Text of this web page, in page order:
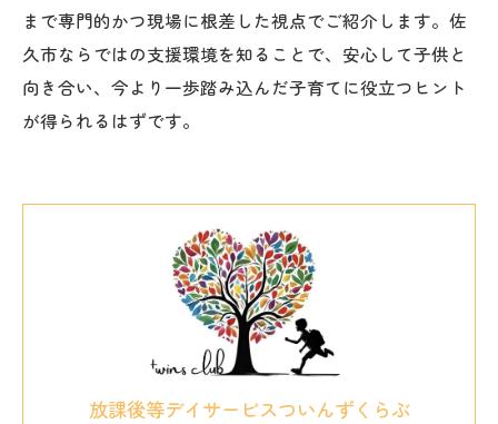
まで専門的かつ現場に根差した視点でご紹介します。佐
久市ならではの支援環境を知ることで、安心して子供と
向き合い、今より一歩踏み込んだ子育てに役立つヒント
が得られるはずです。
放課後等デイサービスついんずくらぶ